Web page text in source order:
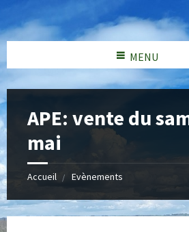
MENU
APE: vente du
mai
Accueil Evènements